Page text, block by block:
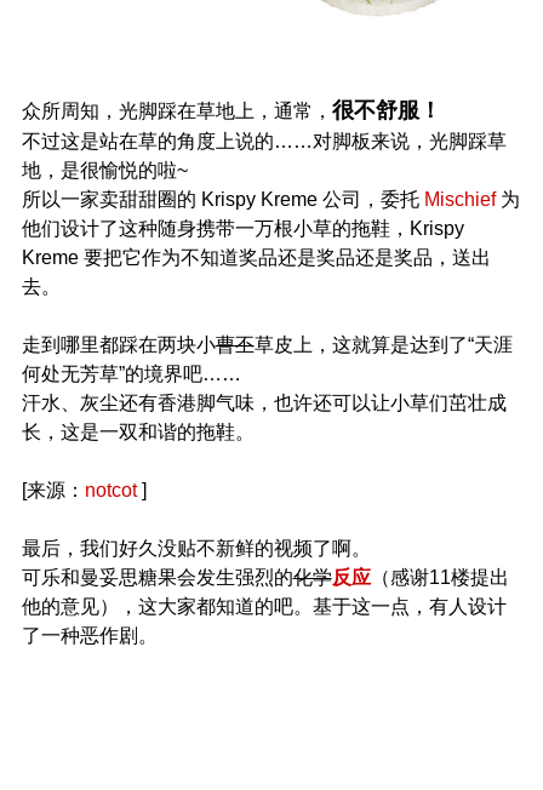
众所周知，光脚踩在草地上，通常， 很不舒服！
不过这是站在草的角度上说的……对脚板来说，光脚踩草
地，是很愉悦的啦~
所以一家卖甜甜圈的 Krispy Kreme 公司，委托 Mischief为
他们设计了这种随身携带一万根小草的拖鞋，Krispy
Kreme 要把它作为不知道奖品还是奖品还是奖品，送出
去。
走到哪里都踩在两块小曹丕草皮上，这就算是达到了“天涯
何处无芳草”的境界吧……
汗水、灰尘还有香港脚气味，也许还可以让小草们茁壮成
长，这是一双和谐的拖鞋。
[来源： notcot]
最后，我们好久没贴不新鲜的视频了啊。
可乐和曼妥思糖果会发生强烈的化学反应（感谢11楼提出
他的意见），这大家都知道的吧。基于这一点，有人设计
了一种恶作剧。